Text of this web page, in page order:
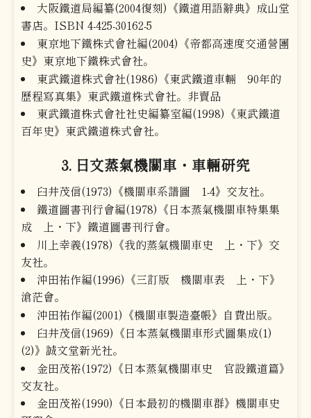
大阪鐵道局編纂(2004復刻)《鐵道用語辭典》成山堂
書店。ISBN 4-425-30162-5
東京地下鐵株式會社編(2004)《帝都高速度交通營團
史》東京地下鐵株式會社。
東武鐵道株式會社(1986)《東武鐵道車輛 90年的
歷程寫真集》東武鐵道株式會社。非賣品
東武鐵道株式會社社史編纂室編(1998)《東武鐵道
百年史》東武鐵道株式會社。
3. 日文蒸氣機關車・車輛研究
臼井茂信(1973)《機關車系譜圖 1-4》交友社。
鐵道圖書刊行會編(1978)《日本蒸氣機關車特集集
成 上・下》鐵道圖書刊行會。
川上幸義(1978)《我的蒸氣機關車史 上・下》交
友社。
沖田祐作編(1996)《三訂版 機關車表 上・下》
滄茫會。
沖田祐作編(2001)《機關車製造臺帳》自費出版。
臼井茂信(1969)《日本蒸氣機關車形式圖集成(1)
(2)》誠文堂新光社。
金田茂裕(1972)《日本蒸氣機關車史 官設鐵道篇》
交友社。
金田茂裕(1990)《日本最初的機關車群》機關車史